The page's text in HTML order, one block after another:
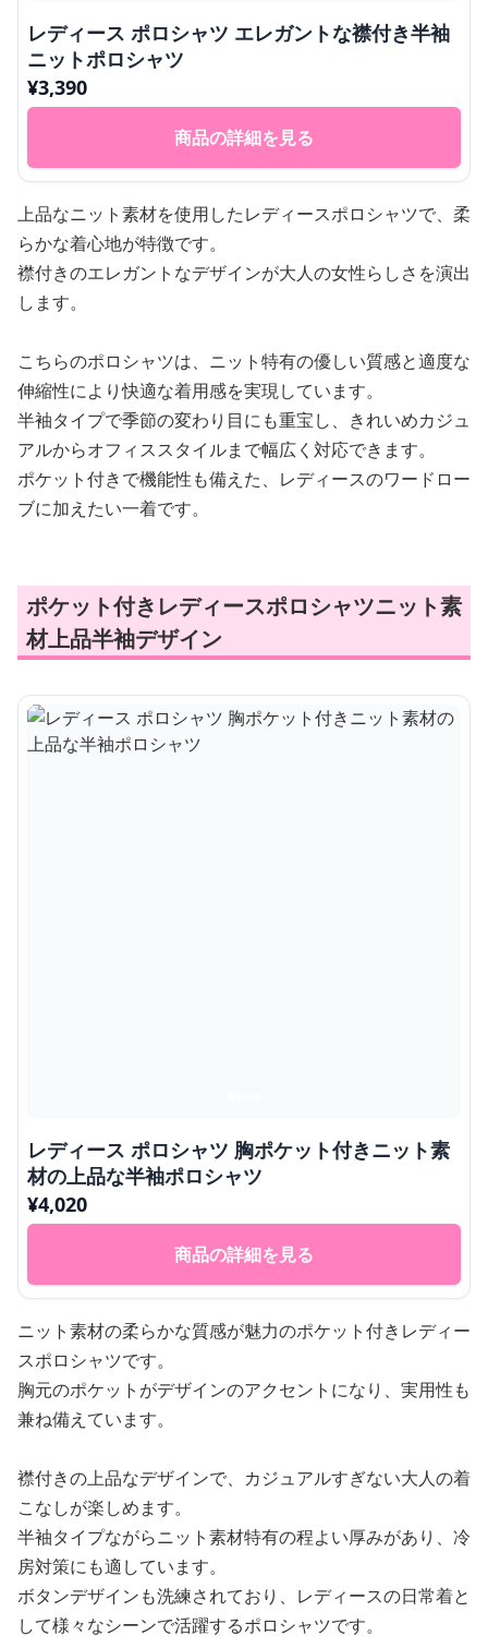
レディース ポロシャツ エレガントな襟付き半袖
ニットポロシャツ
¥3,390
商品の詳細を見る
上品なニット素材を使用したレディースポロシャツで、柔
らかな着心地が特徴です。
襟付きのエレガントなデザインが大人の女性らしさを演出
します。
こちらのポロシャツは、ニット特有の優しい質感と適度な
伸縮性により快適な着用感を実現しています。
半袖タイプで季節の変わり目にも重宝し、きれいめカジュ
アルからオフィススタイルまで幅広く対応できます。
ポケット付きで機能性も備えた、レディースのワードロー
ブに加えたい一着です。
ポケット付きレディースポロシャツニット素
材上品半袖デザイン
レディース ポロシャツ 胸ポケット付きニット素
材の上品な半袖ポロシャツ
¥4,020
商品の詳細を見る
ニット素材の柔らかな質感が魅力のポケット付きレディー
スポロシャツです。
胸元のポケットがデザインのアクセントになり、実用性も
兼ね備えています。
襟付きの上品なデザインで、カジュアルすぎない大人の着
こなしが楽しめます。
半袖タイプながらニット素材特有の程よい厚みがあり、冷
房対策にも適しています。
ボタンデザインも洗練されており、レディースの日常着と
して様々なシーンで活躍するポロシャツです。